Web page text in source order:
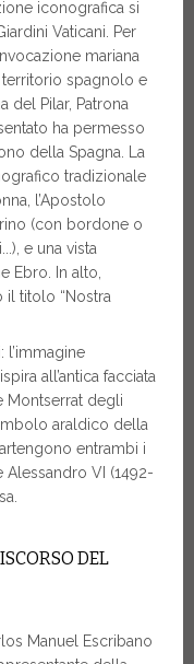
iconografica si
Vaticani. Per
mariana
spagnolo e
del Pilar, Patrona
ha permesso
della Spagna. La
tradizionale
l’Apostolo
(con bordone o
e una vista
Ebro. In alto,
il titolo “Nostra
l’immagine
all’antica facciata
Montserrat degli
araldico della
entrambi i
Alessandro VI (1492-
DEL
Manuel Escribano